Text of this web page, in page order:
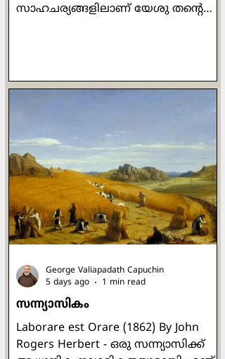
സാഹചര്യങ്ങളിലാണ് യേശു തൻ്റെ
മകളുടെ മുറിയിലേക്ക്
കയറുമ്പോഴാണ് ആദ്യം യേശു
എന്നീ മൂന്ന് ശിഷ്യരെ മാത്രം
തന്നോടൊപ്പം അകത്ത്
കൊണ്ടുപോകുന്നത്. അവിടെ അവർ
നോക്കിനിൽക്കേ മരിച്ച
പെൺകുഞ്ഞിന്റെ ശരീരം
ജീവനുള്ളതായി കൺതുറന്നുവന്നു.
യേശുവിൻ്റെ ജീവിതത്തിലെ ഏറ്റവും
സവിശേഷതയാർന്ന
മുഹൂർത്തങ്ങളില
സന്ന്യാസികം
Laborare est Orare (1862) By John
Rogers Herbert - ഒരു സന്ന്യാസിക്ക്
George Valiapadath Capuchin
5 days ago
1 min read